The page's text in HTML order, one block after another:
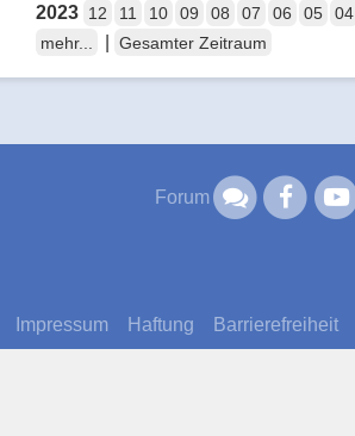
2023 12 11 10 09 08 07 06 05 04
mehr...
Gesamter Zeitraum
Forum
Impressum Haftung Barrierefreiheit